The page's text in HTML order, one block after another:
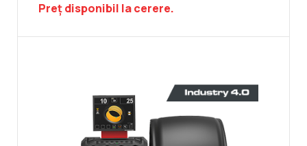
Preț disponibil la cerere.